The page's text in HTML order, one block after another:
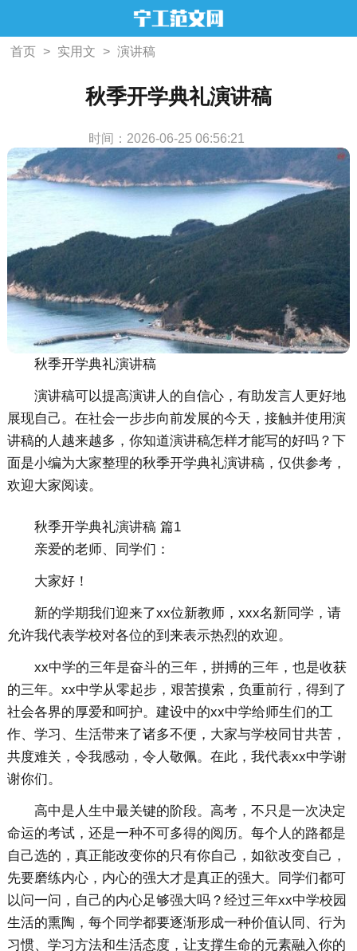
首页 > 实用文 > 演讲稿
秋季开学典礼演讲稿
时间：2026-06-25 06:56:21
秋季开学典礼演讲稿
演讲稿可以提高演讲人的自信心，有助发言人更好地
展现自己。在社会一步步向前发展的今天，接触并使用演
讲稿的人越来越多，你知道演讲稿怎样才能写的好吗？下
面是小编为大家整理的秋季开学典礼演讲稿，仅供参考，
欢迎大家阅读。
秋季开学典礼演讲稿 篇1
亲爱的老师、同学们：
大家好！
新的学期我们迎来了xx位新教师，xxx名新同学，请
允许我代表学校对各位的到来表示热烈的欢迎。
xx中学的三年是奋斗的三年，拼搏的三年，也是收获
的三年。xx中学从零起步，艰苦摸索，负重前行，得到了
社会各界的厚爱和呵护。建设中的xx中学给师生们的工
作、学习、生活带来了诸多不便，大家与学校同甘共苦，
共度难关，令我感动，令人敬佩。在此，我代表xx中学谢
谢你们。
高中是人生中最关键的阶段。高考，不只是一次决定
命运的考试，还是一种不可多得的阅历。每个人的路都是
自己选的，真正能改变你的只有你自己，如欲改变自己，
先要磨练内心，内心的强大才是真正的强大。同学们都可
以问一问，自己的内心足够强大吗？经过三年xx中学校园
生活的熏陶，每个同学都要逐渐形成一种价值认同、行为
习惯、学习方法和生活态度，让支撑生命的元素融入你的